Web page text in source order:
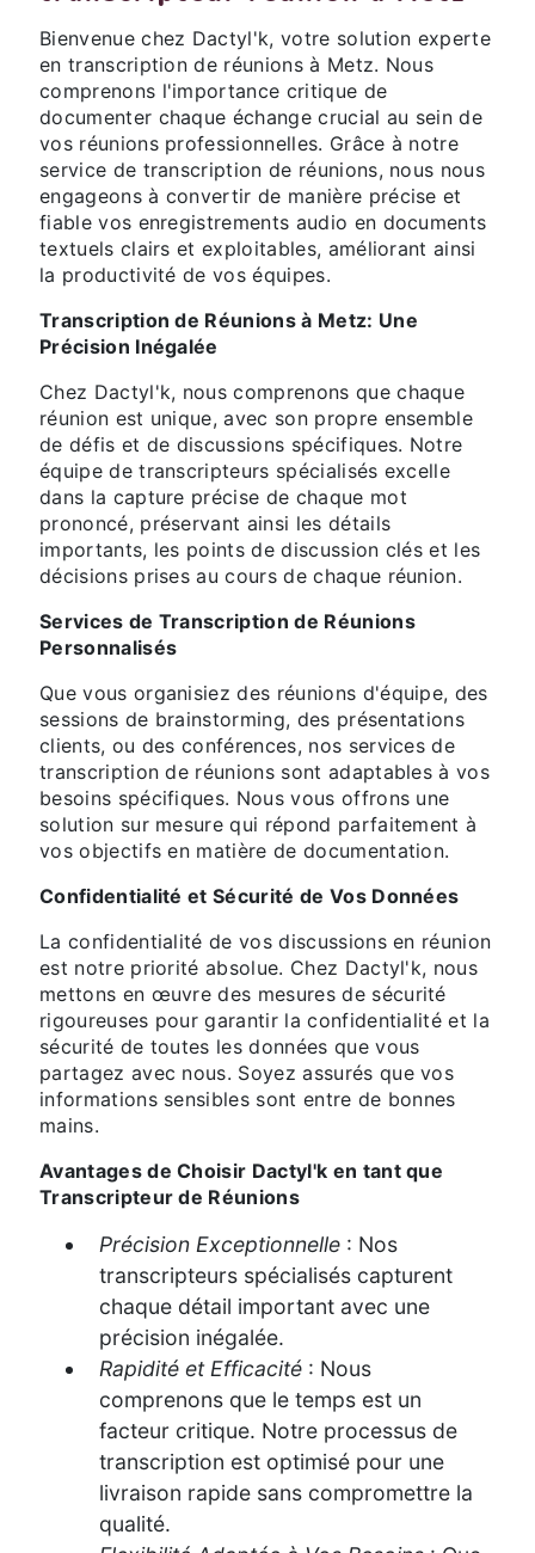
Bienvenue chez Dactyl'k, votre solution experte
en transcription de réunions à Metz. Nous
comprenons l'importance critique de
documenter chaque échange crucial au sein de
vos réunions professionnelles. Grâce à notre
service de transcription de réunions, nous nous
engageons à convertir de manière précise et
fiable vos enregistrements audio en documents
textuels clairs et exploitables, améliorant ainsi
la productivité de vos équipes.
Transcription de Réunions à Metz: Une
Précision Inégalée
Chez Dactyl'k, nous comprenons que chaque
réunion est unique, avec son propre ensemble
de défis et de discussions spécifiques. Notre
équipe de transcripteurs spécialisés excelle
dans la capture précise de chaque mot
prononcé, préservant ainsi les détails
importants, les points de discussion clés et les
décisions prises au cours de chaque réunion.
Services de Transcription de Réunions
Personnalisés
Que vous organisiez des réunions d'équipe, des
sessions de brainstorming, des présentations
clients, ou des conférences, nos services de
transcription de réunions sont adaptables à vos
besoins spécifiques. Nous vous offrons une
solution sur mesure qui répond parfaitement à
vos objectifs en matière de documentation.
Confidentialité et Sécurité de Vos Données
La confidentialité de vos discussions en réunion
est notre priorité absolue. Chez Dactyl'k, nous
mettons en œuvre des mesures de sécurité
rigoureuses pour garantir la confidentialité et la
sécurité de toutes les données que vous
partagez avec nous. Soyez assurés que vos
informations sensibles sont entre de bonnes
mains.
Avantages de Choisir Dactyl'k en tant que
Transcripteur de Réunions
Précision Exceptionnelle : Nos
transcripteurs spécialisés capturent
chaque détail important avec une
précision inégalée.
Rapidité et Efficacité : Nous
comprenons que le temps est un
facteur critique. Notre processus de
transcription est optimisé pour une
livraison rapide sans compromettre la
qualité.